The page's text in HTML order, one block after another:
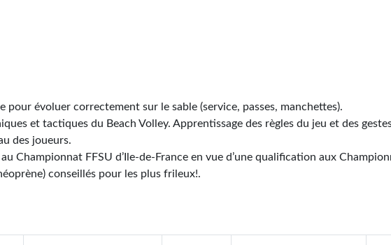
pour évoluer correctement sur le sable (service, passes, manchettes).
et tactiques du Beach Volley. Apprentissage des règles du jeu et des
des joueurs.
Championnat FFSU d’Ile-de-France en vue d’une qualification aux
conseillés pour les plus frileux!.